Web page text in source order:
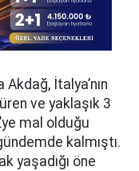
İtalya’nın
ve yaklaşık 3
mal olduğu
kalmıştı.
yaşadığı öne